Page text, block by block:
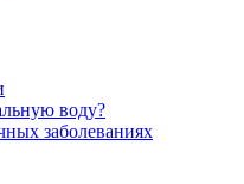
воду?
заболеваниях